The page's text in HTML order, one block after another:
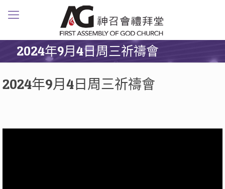
2024年9月4日周三祈禱會
2024年9月4日周三祈禱會